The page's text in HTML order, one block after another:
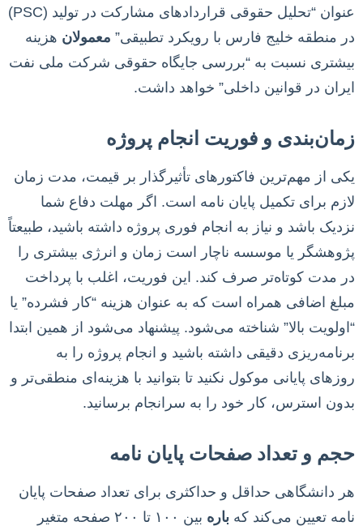
عنوان “تحلیل حقوقی قراردادهای مشارکت در تولید (PSC)
در منطقه خلیج فارس با رویکرد تطبیقی” معمولان هزینه
بیشتری نسبت به “بررسی جایگاه حقوقی شرکت ملی نفت
ایران در قوانین داخلی” خواهد داشت.
زمان‌بندی و فوریت انجام پروژه
یکی از مهم‌ترین فاکتورهای تأثیرگذار بر قیمت، مدت زمان
لازم برای تکمیل پایان نامه است. اگر مهلت دفاع شما
نزدیک باشد و نیاز به انجام فوری پروژه داشته باشید، طبیعتاً
پژوهشگر یا موسسه ناچار است زمان و انرژی بیشتری را
در مدت کوتاه‌تر صرف کند. این فوریت، اغلب با پرداخت
مبلغ اضافی همراه است که به عنوان هزینه “کار فشرده” یا
“اولویت بالا” شناخته می‌شود. پیشنهاد می‌شود از همین ابتدا
برنامه‌ریزی دقیقی داشته باشید و انجام پروژه را به
روزهای پایانی موکول نکنید تا بتوانید با هزینه‌ای منطقی‌تر و
بدون استرس، کار خود را به سرانجام برسانید.
حجم و تعداد صفحات پایان نامه
هر دانشگاهی حداقل و حداکثری برای تعداد صفحات پایان
نامه تعیین می‌کند که باره
بین ۱۰۰ تا ۲۰۰ صفحه متغیر